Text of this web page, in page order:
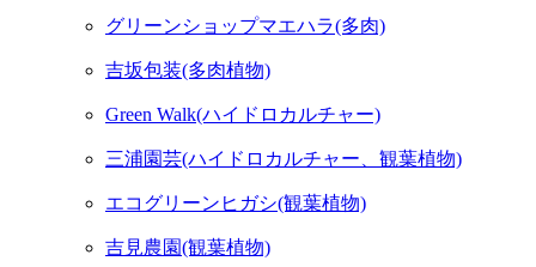
グリーンショップマエハラ(多肉)
吉坂包装(多肉植物)
Green Walk(ハイドロカルチャー)
三浦園芸(ハイドロカルチャー、観葉植物)
エコグリーンヒガシ(観葉植物)
吉見農園(観葉植物)